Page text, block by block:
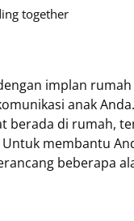
together
implan
anak
berada di rumah,
membantu
beberapa